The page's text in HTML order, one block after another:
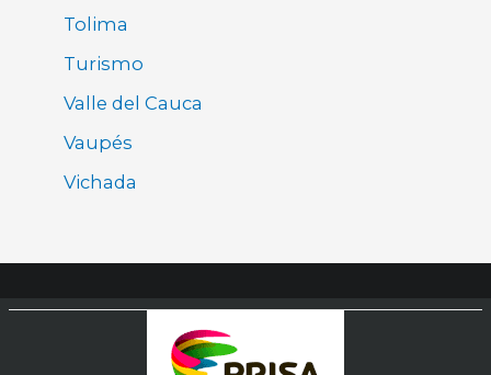
Tolima
Turismo
Valle del Cauca
Vaupés
Vichada